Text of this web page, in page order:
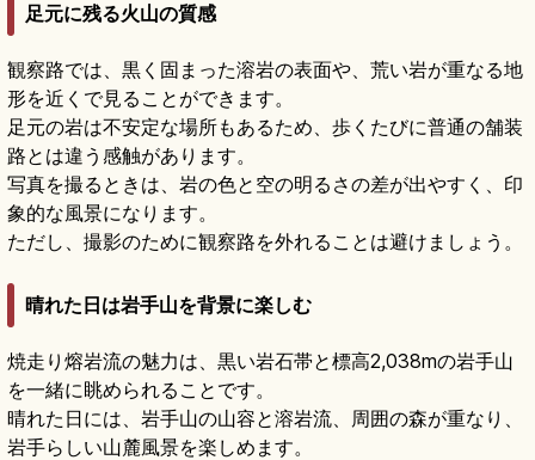
足元に残る火山の質感
観察路では、黒く固まった溶岩の表面や、荒い岩が重なる地
形を近くで見ることができます。
足元の岩は不安定な場所もあるため、歩くたびに普通の舗装
路とは違う感触があります。
写真を撮るときは、岩の色と空の明るさの差が出やすく、印
象的な風景になります。
ただし、撮影のために観察路を外れることは避けましょう。
晴れた日は岩手山を背景に楽しむ
焼走り熔岩流の魅力は、黒い岩石帯と標高2,038mの岩手山
を一緒に眺められることです。
晴れた日には、岩手山の山容と溶岩流、周囲の森が重なり、
岩手らしい山麓風景を楽しめます。